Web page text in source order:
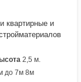
квартирные и
2,5 м.
до 7м 8м